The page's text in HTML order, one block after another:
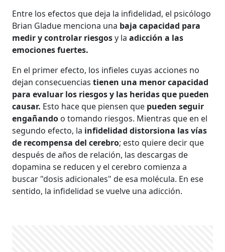
Entre los efectos que deja la infidelidad, el psicólogo
Brian Gladue menciona una baja capacidad para
medir y controlar riesgosy laadicción a las
emociones fuertes.
En el primer efecto, los infieles cuyas acciones no
dejan consecuenciastienen una menor capacidad
para evaluar los riesgos y las heridas que pueden
causar. Esto hace que piensen que pueden seguir
engañando o tomando riesgos. Mientras que en el
segundo efecto, la infidelidad distorsiona las vías
de recompensa del cerebro; esto quiere decir que
después de años de relación, las descargas de
dopamina se reducen y el cerebro comienza a
buscar "dosis adicionales" de esa molécula. En ese
sentido, la infidelidad se vuelve una adicción.